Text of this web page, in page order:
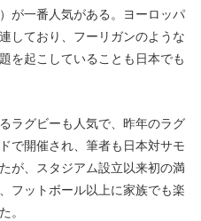
が一番人気がある。ヨーロッパ
しており、フーリガンのような
を起こしていることも日本でも
ラグビーも人気で、昨年のラグ
で開催され、筆者も日本対サモ
が、スタジアム設立以来初の満
フットボール以上に家族でも楽
。